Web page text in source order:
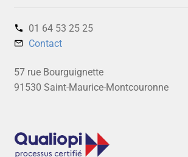
01 64 53 25 25‬
Contact
57 rue Bourguignette
91530 Saint-Maurice-Montcouronne